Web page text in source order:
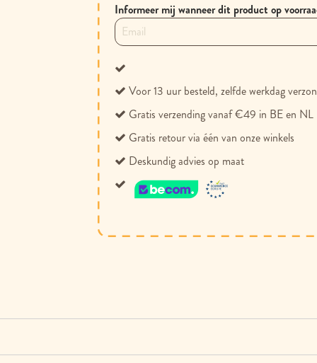
Informeer mij wanneer dit product op
aan
te
Voor 13 uur besteld, zelfde werkdag
Gratis verzending vanaf €49 in BE en NL
Gratis retour via één van onze winkels
Deskundig advies op maat